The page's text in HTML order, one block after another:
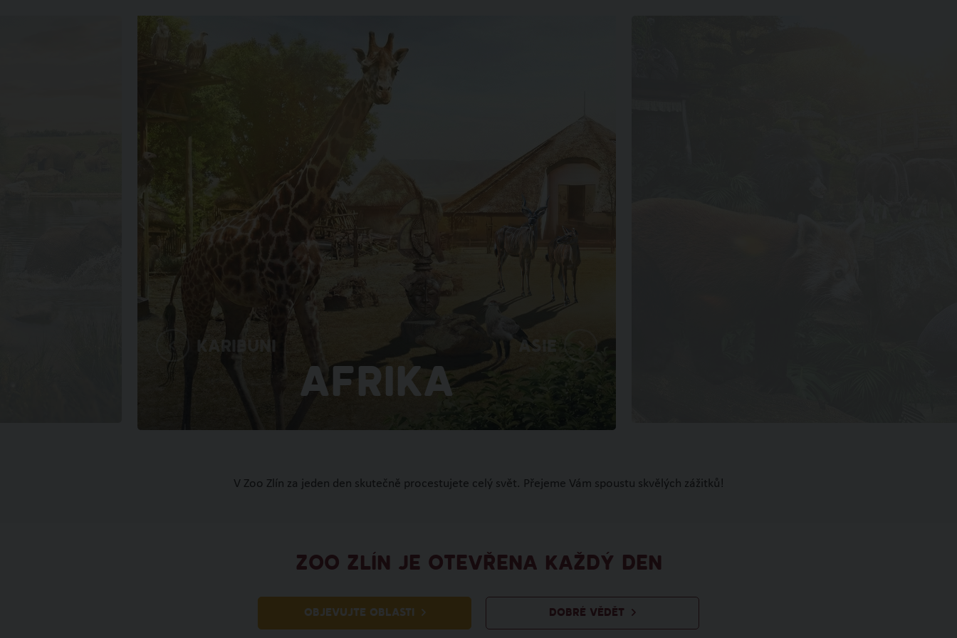
Karibuni
Afrika
Asie
V Zoo Zlín za jeden den skutečně procestujete celý svět. Přejeme Vám spoustu skvělých zážitků!
ZOO ZLÍN JE OTEVŘENA KAŽDÝ DEN
OBJEVUJTE OBLASTI DOBRÉ VĚDĚT